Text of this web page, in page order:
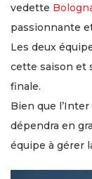
vedette
passionnante
Les deux
cette saison et
finale.
Bien que
dépendra en
équipe à gérer